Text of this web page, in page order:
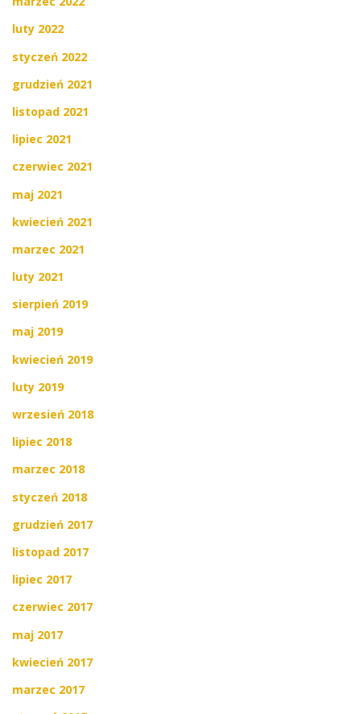
luty 2022
styczeń 2022
grudzień 2021
listopad 2021
lipiec 2021
czerwiec 2021
maj 2021
kwiecień 2021
marzec 2021
luty 2021
sierpień 2019
maj 2019
kwiecień 2019
luty 2019
wrzesień 2018
lipiec 2018
marzec 2018
styczeń 2018
grudzień 2017
listopad 2017
lipiec 2017
czerwiec 2017
maj 2017
kwiecień 2017
marzec 2017